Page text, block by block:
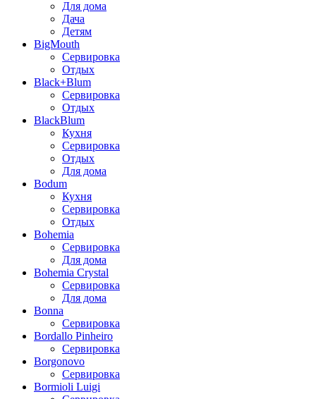
Для дома
Дача
Детям
BigMouth
Сервировка
Отдых
Black+Blum
Сервировка
Отдых
BlackBlum
Кухня
Сервировка
Отдых
Для дома
Bodum
Кухня
Сервировка
Отдых
Bohemia
Сервировка
Для дома
Bohemia Crystal
Сервировка
Для дома
Bonna
Сервировка
Bordallo Pinheiro
Сервировка
Borgonovo
Сервировка
Bormioli Luigi